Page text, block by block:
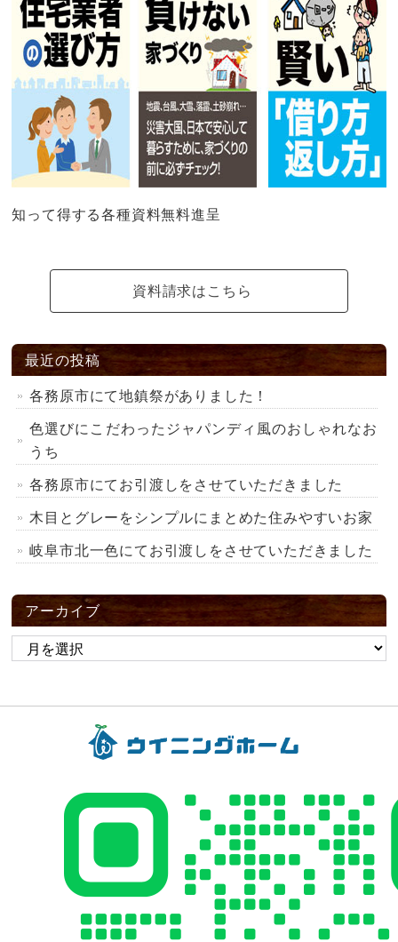
知って得する各種資料無料進呈
資料請求はこちら
最近の投稿
各務原市にて地鎮祭がありました！
色選びにこだわったジャパンディ風のおしゃれなお
うち
各務原市にてお引渡しをさせていただきました
木目とグレーをシンプルにまとめた住みやすいお家
岐阜市北一色にてお引渡しをさせていただきました
アーカイブ